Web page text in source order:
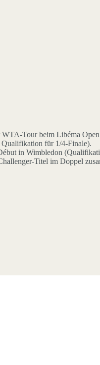
Tour beim Libéma
für 1/4-Finale).
in Wimbledon
Titel im Doppel